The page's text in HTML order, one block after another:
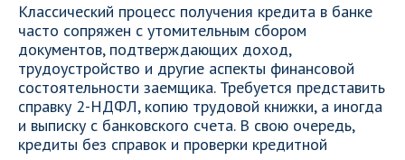
Классический процесс получения кредита в банке
часто сопряжен с утомительным сбором
документов, подтверждающих доход,
трудоустройство и другие аспекты финансовой
состоятельности заемщика. Требуется представить
справку 2-НДФЛ, копию трудовой книжки, а иногда
и выписку с банковского счета. В свою очередь,
кредиты без справок и проверки кредитной